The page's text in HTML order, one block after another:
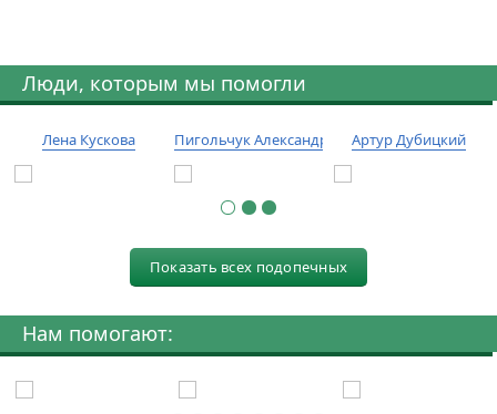
Люди, которым мы помогли
Лена Кускова Пигольчук Александр Артур Дубицкий
Показать всех подопечных
Нам помогают: